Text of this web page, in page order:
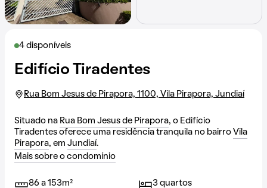
4 disponíveis
Edifício Tiradentes
Rua Bom Jesus de Pirapora, 1100, Vila Pirapora, Jundiaí
Situado na Rua Bom Jesus de Pirapora, o Edifício
Tiradentes oferece uma residência tranquila no bairro Vila
Pirapora, em Jundiaí.
Mais sobre o condomínio
86 a 153m² 3 quartos